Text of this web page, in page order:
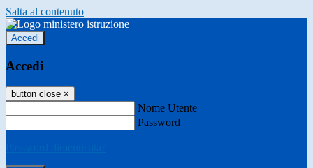
Salta al contenuto
Accedi
Accedi
button close ×
Nome Utente
Password